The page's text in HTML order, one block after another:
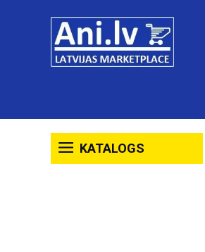
KATALOGS